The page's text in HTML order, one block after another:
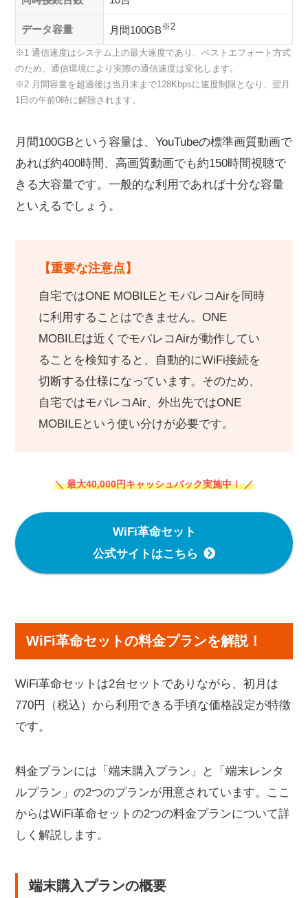
データ容量 月間100GB※2
※1 通信速度はシステム上の最大速度であり、ベストエフォート方式
のため、通信環境により実際の通信速度は変化します。
※2 月間容量を超過後は当月末まで128Kbpsに速度制限となり、翌月
1日の午前0時に解除されます。
月間100GBという容量は、YouTubeの標準画質動画で
あれば約400時間、高画質動画でも約150時間視聴で
きる大容量です。一般的な利用であれば十分な容量
といえるでしょう。
【重要な注意点】
自宅ではONE MOBILEとモバレコAirを同時
に利用することはできません。ONE
MOBILEは近くでモバレコAirが動作してい
ることを検知すると、自動的にWiFi接続を
切断する仕様になっています。そのため、
自宅ではモバレコAir、外出先ではONE
MOBILEという使い分けが必要です。
＼ 最大40,000円キャッシュバック実施中！ ／
WiFi革命セット
公式サイトはこちら
WiFi革命セットの料金プランを解説！
WiFi革命セットは2台セットでありながら、初月は
770円（税込）から利用できる手頃な価格設定が特徴
です。
料金プランには「端末購入プラン」と「端末レンタ
ルプラン」の2つのプランが用意されています。ここ
からはWiFi革命セットの2つの料金プランについて詳
しく解説します。
端末購入プランの概要